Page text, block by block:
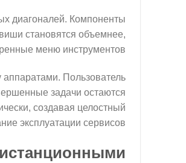
диагоналей. Компоненты
становятся объемнее,
меню инструментов.
Пользователь
задачи остаются
создавая целостный
эксплуатации сервисов.